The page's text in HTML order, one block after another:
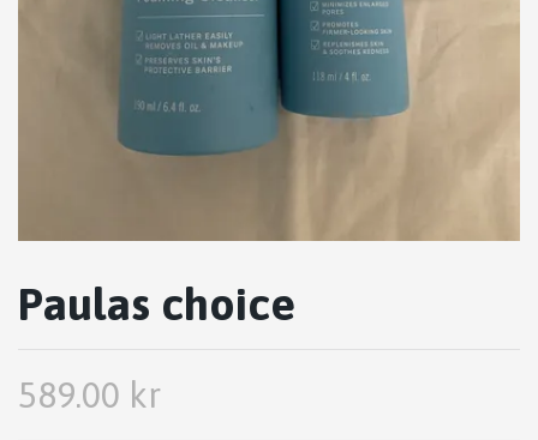
Paulas choice
589.00 kr